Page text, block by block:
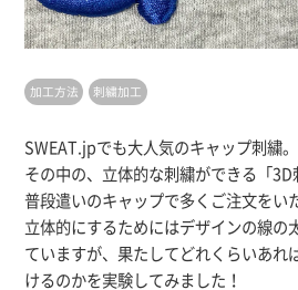
加工方法 刺繍加工
SWEAT.jpでも大人気のキャップ刺繍。
その中の、立体的な刺繍ができる「
普段遣いのキャップで多くご注文をい
立体的にするためにはデザインの線の
ていますが、果たしてどれくらいあれ
けるのかを実験してみました！